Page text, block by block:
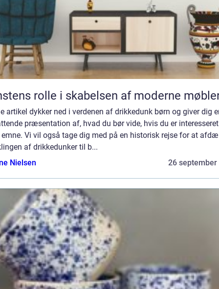
rolle i skabelsen af moderne
artikel dykker ned i verdenen af drikkedunk børn og giver dig
præsentation af, hvad du bør vide, hvis du er
emne. Vi vil også tage dig med på en historisk rejse for at
af drikkedunker til b...
Nielsen
26 september